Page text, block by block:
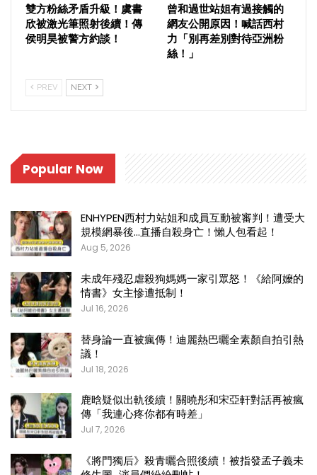
雙方粉絲矛盾升級！虞書
欣被激光筆照射後續！傳
侯明昊被警方約談！
曾和過世站姐有過接觸的
網友公開原因！喊話西村
力「別再差別對待亞洲粉
絲！」
PREV NEXT
Popular Now
ENHYPEN西村力站姐和成員互動被審判！遭受大
規模網暴後…直播自殺身亡！懶人包看起！
Aug 5, 2026
未成年殘忍虐殺狗媽媽一家引眾怒！《給阿嬤的
情書》女主慘遭抵制！
Jul 16, 2026
替身論一直被瘋傳！迪麗熱巴曬全素顏自拍引熱
議！
Jul 18, 2026
鹿晗疑似出軌後續！關曉彤和宋亞軒對話再被瘋
傳「我連心疼你都有時差」
Jul 7, 2026
《將門獨后》殺青曬合照後續！被指發孟子義未